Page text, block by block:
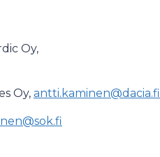
Oy,
Oy, antti.kaminen@dacia.fi